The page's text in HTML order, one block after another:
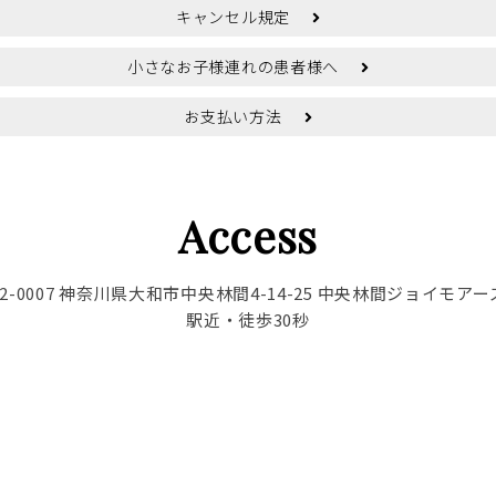
キャンセル規定
小さなお子様連れの患者様へ
お支払い方法
Access
0007 神奈川県大和市中央林間4-14-25 中央林間ジョイモアー
駅近・徒歩30秒